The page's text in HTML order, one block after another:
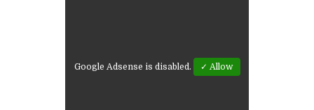
Google Adsense is disabled. ✓ Allow